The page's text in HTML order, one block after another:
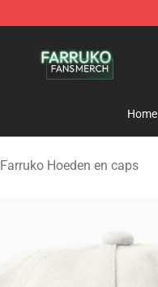
Home
Farruko Hoeden en caps